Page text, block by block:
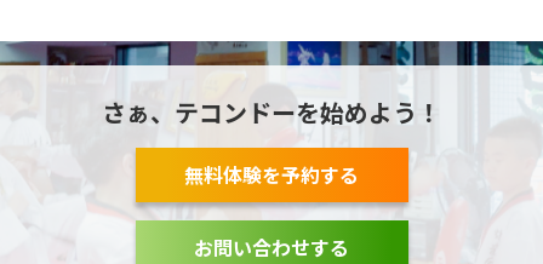
さぁ、テコンドーを始めよう！
無料体験を予約する
お問い合わせする